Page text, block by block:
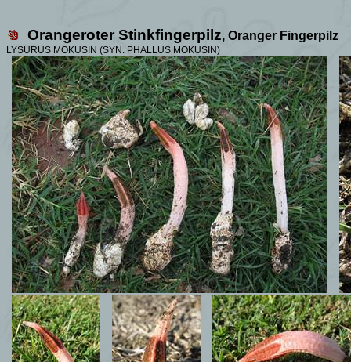
Orangeroter Stinkfingerpilz, Oranger Fingerpilz
LYSURUS MOKUSIN (SYN. PHALLUS MOKUSIN)